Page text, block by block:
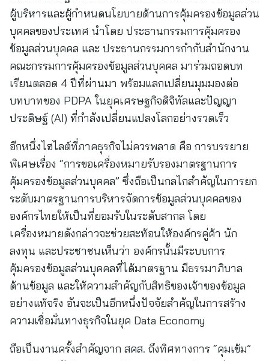
ผู้บริหารและผู้กำหนดนโยบายด้านการคุ้มครองข้อมูลส่วน
บุคคลของประเทศ นำโดย ประธานกรรมการคุ้มครอง
ข้อมูลส่วนบุคคล และ ประธานกรรมการกำกับสำนักงาน
คณะกรรมการคุ้มครองข้อมูลส่วนบุคคล มาร่วมถอดบท
เรียนตลอด 4 ปีที่ผ่านมา พร้อมแลกเปลี่ยนมุมมองต่อ
บทบาทของ PDPA ในยุคเศรษฐกิจดิจิทัลและปัญญา
ประดิษฐ์ (AI) ที่กำลังเปลี่ยนแปลงโลกอย่างรวดเร็ว
อีกหนึ่งไฮไลต์ที่ภาคธุรกิจไม่ควรพลาด คือ การบรรยาย
พิเศษเรื่อง “การขอเครื่องหมายรับรองมาตรฐานการ
คุ้มครองข้อมูลส่วนบุคคล” ซึ่งถือเป็นกลไกสำคัญในการยก
ระดับมาตรฐานการบริหารจัดการข้อมูลส่วนบุคคลของ
องค์กรไทยให้เป็นที่ยอมรับในระดับสากล โดย
เครื่องหมายดังกล่าวจะช่วยสะท้อนให้องค์กรคู่ค้า นัก
ลงทุน และประชาชนเห็นว่า องค์กรนั้นมีระบบการ
คุ้มครองข้อมูลส่วนบุคคลที่ได้มาตรฐาน มีธรรมาภิบาล
ด้านข้อมูล และให้ความสำคัญกับสิทธิของเจ้าของข้อมูล
อย่างแท้จริง อันจะเป็นอีกหนึ่งปัจจัยสำคัญในการสร้าง
ความเชื่อมั่นทางธุรกิจในยุค Data Economy
ถือเป็นงานครั้งสำคัญจาก สคส. ถึงทิศทางการ “คุมเข้ม”